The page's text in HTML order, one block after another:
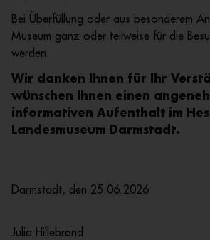
Bei Überfüllung oder aus besonderem
Museum ganz oder teilweise für die
werden.
Wir danken Ihnen für Ihr
wünschen Ihnen einen
informativen Aufenthalt im
Landesmuseum
Darmstadt.
Darmstadt, den 25.06.2026
Julia Hillebrand